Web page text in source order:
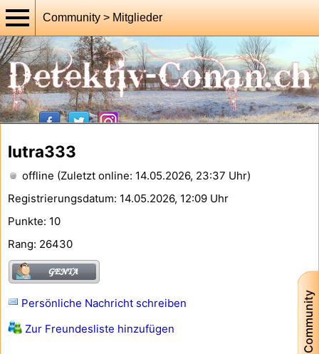
Community > Mitglieder
Community
lutra333
offline (Zuletzt online: 14.05.2026, 23:37 Uhr)
Registrierungsdatum: 14.05.2026, 12:09 Uhr
Punkte: 10
Rang: 26430
Persönliche Nachricht schreiben
Zur Freundesliste hinzufügen